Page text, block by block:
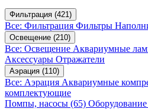
Фильтрация (421)
Все: Фильтрация Фильтры
Освещение (210)
Все: Освещение Аквариумные
Аксессуары Отражатели
Аэрация (110)
Все: Аэрация Аквариумные
комплектующие
Помпы, насосы (65)